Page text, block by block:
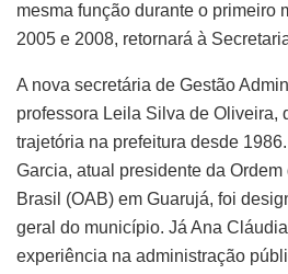
mesma função durante o primeiro
2005 e 2008, retornará à
A nova secretária de Gestão
professora Leila Silva de Oliveira,
trajetória na prefeitura desde
Garcia, atual presidente da
Brasil (OAB) em Guarujá, foi
geral do município. Já Ana
experiência na administração